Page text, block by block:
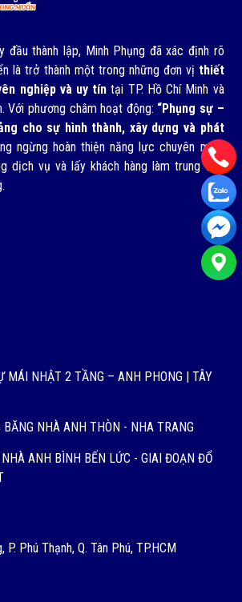
đầu thành lập, Minh Phụng đã xác định rõ
là trở thành một trong những đơn vị thiết
nghiệp và uy tín tại TP. Hồ Chí Minh và
Với phương châm hoạt động: “Phụng sự –
cho sự hình thành, xây dựng và phát
ngừng hoàn thiện năng lực chuyên môn,
dịch vụ và lấy khách hàng làm trung tâm
MÁI NHẬT 2 TẦNG – ANH PHONG | TÂY
BĂNG NHÀ ANH THÒN - NHA TRANG
ANH BÌNH BẾN LỨC - GIAI ĐOẠN ĐỔ
Phú Thạnh, Q. Tân Phú, TP.HCM